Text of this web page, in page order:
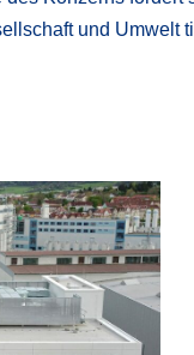
und